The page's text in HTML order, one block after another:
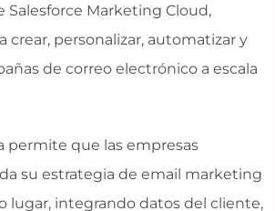
Salesforce Marketing Cloud,
crear, personalizar, automatizar y
de correo electrónico a escala
permite que las empresas
su estrategia de email marketing
lugar, integrando datos del cliente,